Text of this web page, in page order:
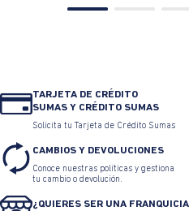
TARJETA DE CRÉDITO
SUMAS Y CRÉDITO SUMAS
Solicita tu Tarjeta de Crédito Sumas
CAMBIOS Y DEVOLUCIONES
Conoce nuestras políticas y gestiona
tu cambio o devolución.
¿QUIERES SER UNA